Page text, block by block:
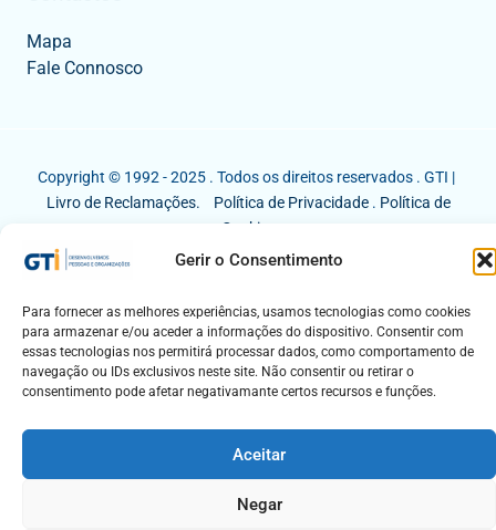
Gerir o Consentimento
Para fornecer as melhores experiências, usamos tecnologias como cookies
para armazenar e/ou aceder a informações do dispositivo. Consentir com
essas tecnologias nos permitirá processar dados, como comportamento de
navegação ou IDs exclusivos neste site. Não consentir ou retirar o
consentimento pode afetar negativamante certos recursos e funções.
Aceitar
Negar
Mapa
Fale Connosco
Copyright © 1992 - 2025 . Todos os direitos reservados . GTI |
Livro de Reclamações.
Política de Privacidade. Política de
Cookies